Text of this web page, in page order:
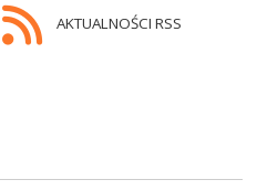
AKTUALNOŚCI RSS